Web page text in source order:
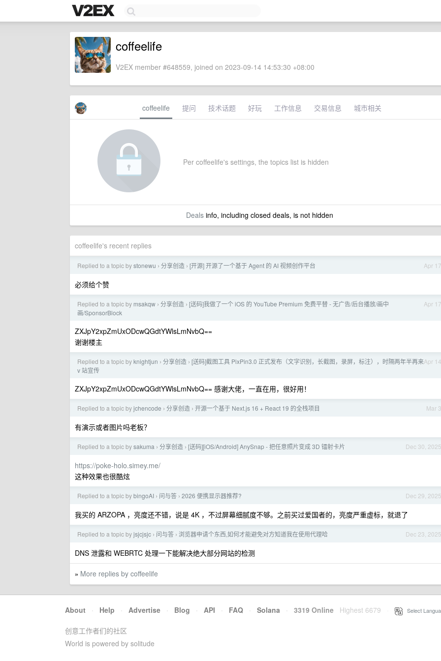
coffeelife
V2EX member #648559, joined on 2023-09-14 14:53:30 +08:00
coffeelife 提问 技术话题 好玩 工作信息 交易信息 城市相关
Per coffeelife's settings, the topics list is hidden
Dealsinfo, including closed deals, is not hidden
coffeelife's recent replies
Apr 17
Replied to a topic bystonewu › 分享创造 › [开源] 开源了一个基于 Agent 的 AI 视频创作平台
必须给个赞
Apr 17
Replied to a topic by msakqw › 分享创造 › [送码]我做了一个 iOS 的 YouTube Premium 免费平替 - 无广告/后台播放/画中
画/SponsorBlock
ZXJpY2xpZmUxODcwQGdtYWlsLmNvbQ==
谢谢楼主
Apr 14
Replied to a topic byknightjun › 分享创造 › [送码]截图工具 PixPin3.0 正式发布（文字识别，长截图，录屏，标注），时隔两年半再来
v 站宣传
ZXJpY2xpZmUxODcwQGdtYWlsLmNvbQ== 感谢大佬，一直在用，很好用！
Mar 3
Replied to a topic byjchencode › 分享创造 › 开源一个基于 Next.js 16 + React 19 的全栈项目
有演示或者图片吗老板？
Dec 30, 2025
Replied to a topic bysakuma › 分享创造 › [送码][iOS/Android] AnySnap - 把任意照片变成 3D 镭射卡片
https://poke-holo.simey.me/
这种效果也很酷炫
Dec 29, 2025
Replied to a topic bybingoAI › 问与答 › 2026 便携显示器推荐?
我买的 ARZOPA ，亮度还不错，说是 4K ，不过屏幕细腻度不够。之前买过爱国者的，亮度严重虚标，就退了
Dec 23, 2025
Replied to a topic byjsjcjsjc › 问与答 › 浏览器申请个东西,如何才能避免对方知道我在使用代理哈
DNS 泄露和 WEBRTC 处理一下能解决绝大部分网站的检测
» More replies by coffeelife
About · Help · Advertise · Blog · API · FAQ · Solana · 3319 Online Highest 6679 Select
创意工作者们的社区
World is powered by solitude